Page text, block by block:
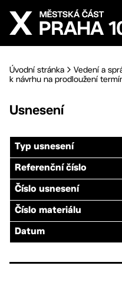
Přejít na hlavní obsah
Úvodní stránka Vedení a
k návrhu na prodloužení
Usnesení
Typ usnesení
Referenční číslo
Číslo usnesení
Číslo materiálu
Datum